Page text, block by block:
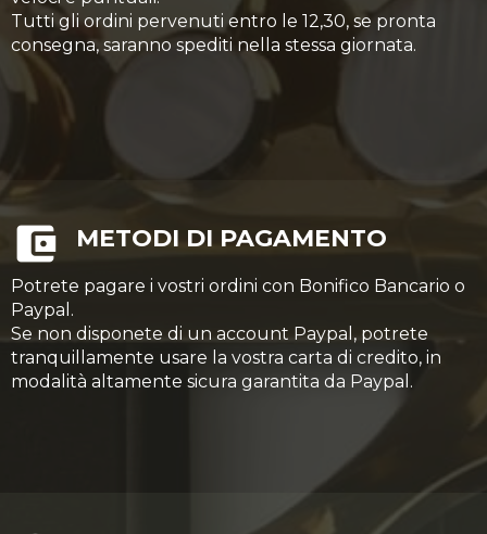
Tutti gli ordini pervenuti entro le 12,30, se pronta
consegna, saranno spediti nella stessa giornata.
METODI DI PAGAMENTO
Potrete pagare i vostri ordini con Bonifico Bancario o
Paypal.
Se non disponete di un account Paypal, potrete
tranquillamente usare la vostra carta di credito, in
modalità altamente sicura garantita da Paypal.